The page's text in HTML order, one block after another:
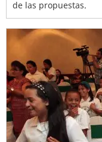
de las propuestas.